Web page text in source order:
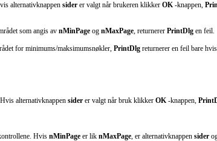
alternativknappen sider er valgt når brukeren klikker OK-knappen,
som angis av nMinPage og nMaxPage, returnerer PrintDlg en feil.
for minimums/maksimumsnøkler, PrintDlg returnerer en feil bare
alternativknappen sider er valgt når bruk klikker OK-knappen,
Hvis nMinPage er lik nMaxPage , er alternativknappen sider